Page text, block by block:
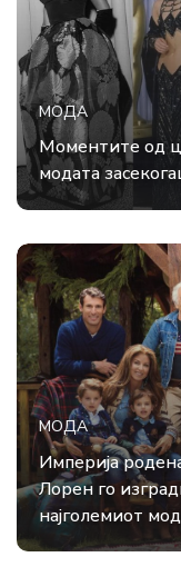
МОДА
Моментите од
модата
МОДА
Империја
Лорен го
најголемиот